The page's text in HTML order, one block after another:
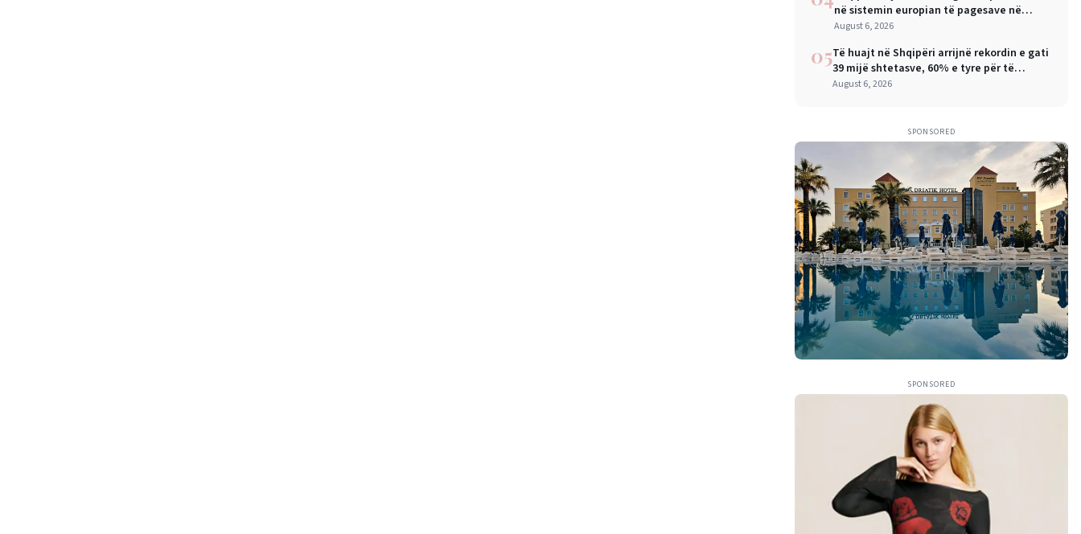
në sistemin europian të pagesave në
nëntor, Sejko: Kursime të mëdha për
August 6, 2026
05Të huajt në Shqipëri arrijnë rekordin e gati
39 mijë shtetasve, 60% e tyre për të
punuar
August 6, 2026
SPONSORED
SPONSORED